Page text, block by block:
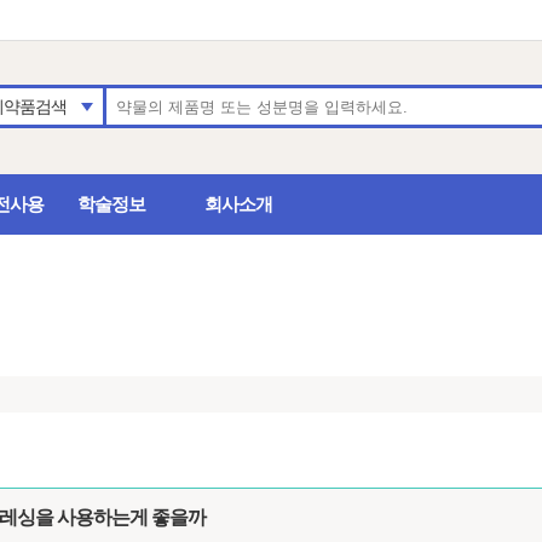
약품검색
사용 학술정보 회사소개
싱을 사용하는게 좋을까